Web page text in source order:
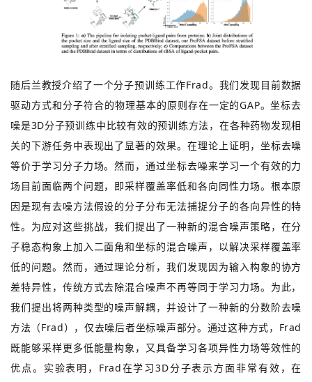
随后兰教授介绍了一个分子预训练工作Frad。我们发现目前数据
驱动方式和分子符合的物理基本的原则存在一定的GAP。坐标去
噪是3D分子预训练中比较有效的预训练方法，在各种药物发现相
关的下游任务中表现出了显著的效果。在理论上证明，坐标去噪
等价于学习分子力场。然而，通过坐标去噪来学习一个有效的力
场目前面临两个问题，即采样覆盖率低和各向同性力场。根本原
因是现有去噪方法假设的分子分布无法捕捉分子的各向异性的特
性。为应对这些挑战，我们提出了一种新的混合噪声策略，在分
子稳态构象上加入二面角和坐标的混合噪声，以解决采样覆盖率
低的问题。然而，通过理论分析，我们发现因为输入构象的协方
差特异性，传统方式去除混合噪声不再等同于学习力场。为此，
我们提出将两种类型的噪声解耦，并设计了一种新的分数阶去噪
方法（Frad），仅去噪后者坐标噪声部分。通过这种方式，Frad
既能够采样更多低能量构象，又具备学习各项异性力场等效性的
优点。实验表明，Frad在学习3D分子表示方面非常有效，在